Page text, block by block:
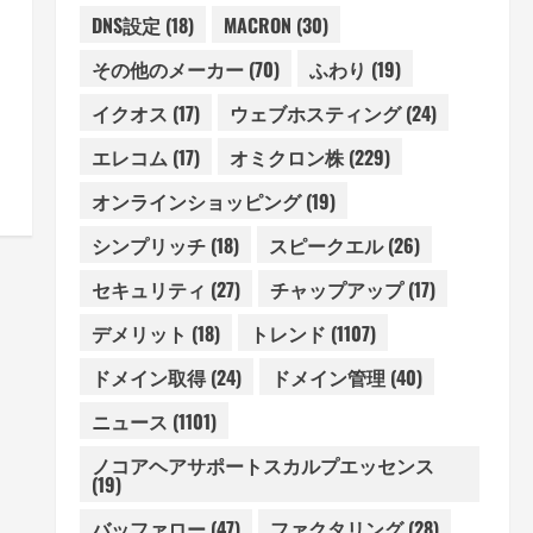
DNS設定 (18) MACRON (30)
その他のメーカー(70) ふわり (19)
イクオス (17) ウェブホスティング(24)
エレコム(17) オミクロン株(229)
オンラインショッピング(19)
シンプリッチ(18) スピークエル(26)
セキュリティ (27) チャップアップ(17)
デメリット (18) トレンド (1107)
ドメイン取得(24) ドメイン管理 (40)
ニュース (1101)
ノコアヘアサポートスカルプエッセンス
(19)